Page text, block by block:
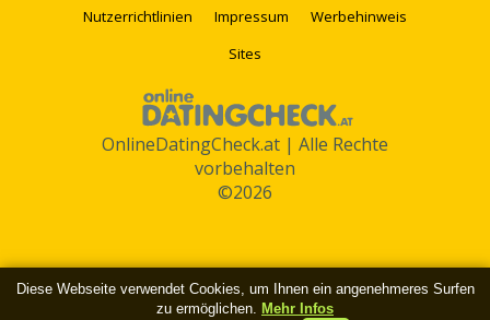
Diese Webseite verwendet Cookies, um Ihnen ein angenehmeres Surfen
zu ermöglichen. Mehr Infos
Nutzerrichtlinien
Impressum
Werbehinweis
Sites
OnlineDatingCheck.at | Alle Rechte
vorbehalten
©2026